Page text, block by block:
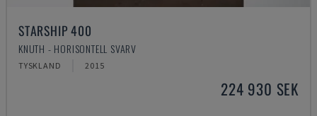
STARSHIP 400
KNUTH - HORISONTELL SVARV
TYSKLAND 2015
224 930 SEK